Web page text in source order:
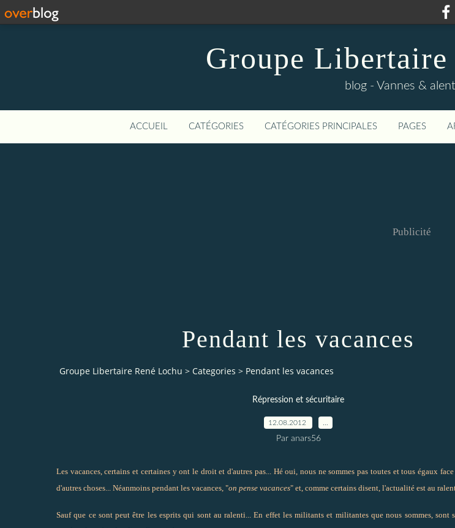
Groupe Libertaire
blog - Vannes &
ACCUEIL CATÉGORIES CATÉGORIES PRINCIPALES PAGES
Publicité
Pendant les vacances
Groupe Libertaire René Lochu > Categories > Pendant les vacances
Répression et sécuritaire
12.08.2012
Par anars56
Les vacances, certains et certaines y ont le droit et d'autres pas... Hé oui, nous ne sommes pas toutes et tous égaux
d'autres choses... Néanmoins pendant les vacances, "on pense vacances" et, comme certains disent, l'actualité est au
Sauf que ce sont peut être les esprits qui sont au ralenti... En effet les militants et militantes que nous sommes, sont